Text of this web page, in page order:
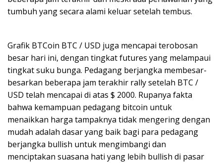
tumbuh yang secara alami keluar setelah tembus.
Grafik BTCoin BTC / USD juga mencapai terobosan
besar hari ini, dengan tingkat futures yang melampaui
tingkat suku bunga. Pedagang berjangka membesar-
besarkan beberapa jam terakhir rally setelah BTC /
USD telah mencapai di atas $ 2000. Rupanya fakta
bahwa kemampuan pedagang bitcoin untuk
menaikkan harga tampaknya tidak mengering dengan
mudah adalah dasar yang baik bagi para pedagang
berjangka bullish untuk mengimbangi dan
menciptakan suasana hati yang lebih bullish di pasar